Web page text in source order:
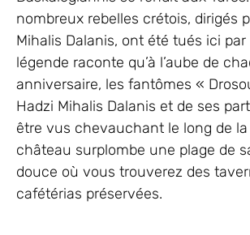
nombreux rebelles crétois, dirigés
Mihalis Dalanis, ont été tués ici par
légende raconte qu’à l’aube de
anniversaire, les fantômes «
Hadzi Mihalis Dalanis et de ses
être vus chevauchant le long de la
château surplombe une plage de
douce où vous trouverez des
cafétérias préservées.